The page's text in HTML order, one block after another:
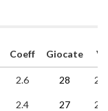
Coeff Giocate V
2.6 28 24
2.4 27 20